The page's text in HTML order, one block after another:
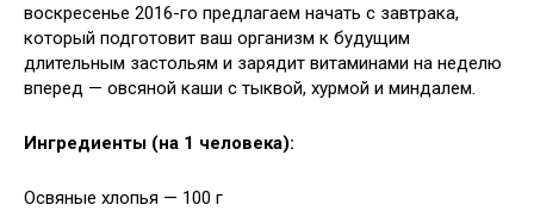
воскресенье 2016-го предлагаем начать с завтрака,
который подготовит ваш организм к будущим
длительным застольям и зарядит витаминами на неделю
вперед — овсяной каши с тыквой, хурмой и миндалем.
Ингредиенты (на 1 человека):
Освяные хлопья — 100 г